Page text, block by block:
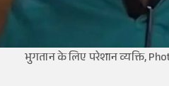
भुगतान के लिए परेशान व्यक्ति,